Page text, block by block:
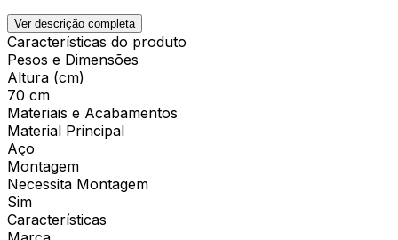
Ver descrição completa
Características do produto
Pesos e Dimensões
Altura (cm)
70 cm
Materiais e Acabamentos
Material Principal
Aço
Montagem
Necessita Montagem
Sim
Características